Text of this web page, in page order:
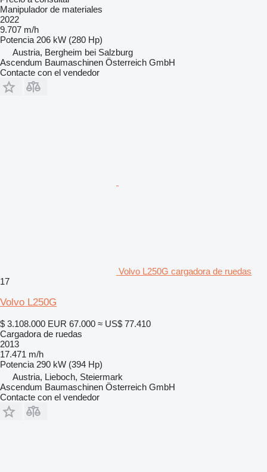
Manipulador de materiales
2022
9.707 m/h
Potencia 206 kW (280 Hp)
Austria, Bergheim bei Salzburg
Ascendum Baumaschinen Österreich GmbH
Contacte con el vendedor
Volvo L250G cargadora de ruedas
17
Volvo L250G
$ 3.108.000 EUR 67.000 ≈ US$ 77.410
Cargadora de ruedas
2013
17.471 m/h
Potencia 290 kW (394 Hp)
Austria, Lieboch, Steiermark
Ascendum Baumaschinen Österreich GmbH
Contacte con el vendedor